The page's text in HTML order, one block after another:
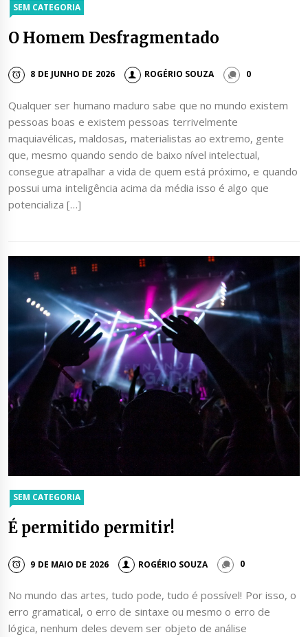
SEM CATEGORIA
O Homem Desfragmentado
8 DE JUNHO DE 2026 ROGÉRIO SOUZA 0
Qualquer ser humano maduro sabe que no mundo existem
pessoas boas e existem pessoas terrivelmente
maquiavélicas, maldosas, materialistas ao extremo, gente
que, mesmo quando sendo de baixo nível intelectual,
consegue atrapalhar a vida de quem está próximo, e quando
possui uma inteligência acima da média isso é algo que
potencializa […]
SEM CATEGORIA
É permitido permitir!
9 DE MAIO DE 2026 ROGÉRIO SOUZA 0
No mundo das artes, tudo pode, tudo é possível! Por isso, o
erro gramatical, o erro de sintaxe ou mesmo o erro de
lógica, nenhum deles devem ser objeto de análise